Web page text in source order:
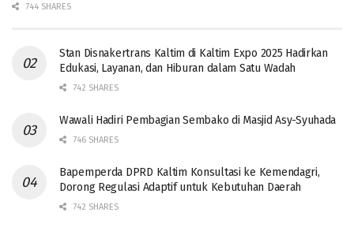
744 SHARES
Stan Disnakertrans Kaltim di Kaltim Expo 2025 Hadirkan
Edukasi, Layanan, dan Hiburan dalam Satu Wadah
742 SHARES
Wawali Hadiri Pembagian Sembako di Masjid Asy-Syuhada
746 SHARES
Bapemperda DPRD Kaltim Konsultasi ke Kemendagri,
Dorong Regulasi Adaptif untuk Kebutuhan Daerah
742 SHARES